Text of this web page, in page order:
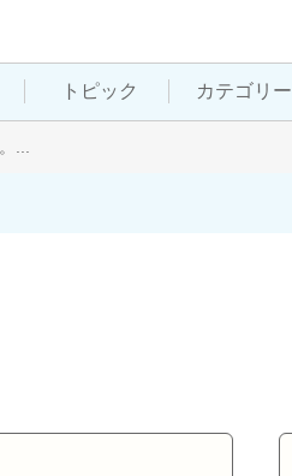
トピック カテゴリー
...